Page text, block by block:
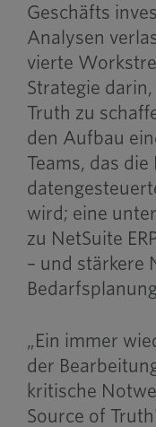
Geschäfts
Analysen
vierte
Strategie
Truth zu
den Aufbau
Teams, das
wird; eine
zu NetSuite
– und stärkere
„Ein immer
der
kritische
Source of